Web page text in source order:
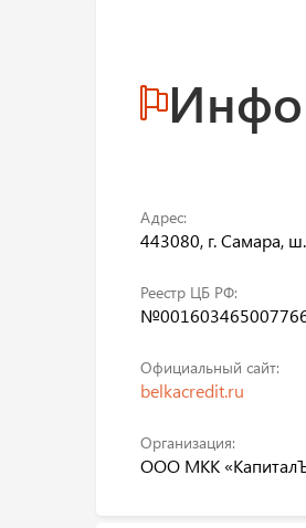
Адрес:
443080, г. Самара,
Реестр ЦБ РФ:
Официальный сайт:
belkacredit.ru
Организация:
ООО МКК